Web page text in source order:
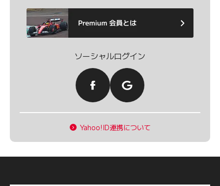
ソーシャルログイン
Yahoo!ID連携について